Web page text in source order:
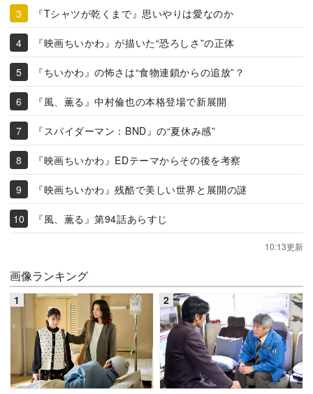
『Tシャツが乾くまで』思いやりは愛なのか
『映画ちいかわ』が描いた“恐ろしさ”の正体
『ちいかわ』の怖さは“食物連鎖からの追放”？
『風、薫る』中村倫也の本格登場で新展開
『スパイダーマン：BND』の“夏休み感”
『映画ちいかわ』EDテーマからその後を考察
『映画ちいかわ』残酷で美しい世界と展開の謎
『風、薫る』第94話あらすじ
10:13更新
画像ランキング